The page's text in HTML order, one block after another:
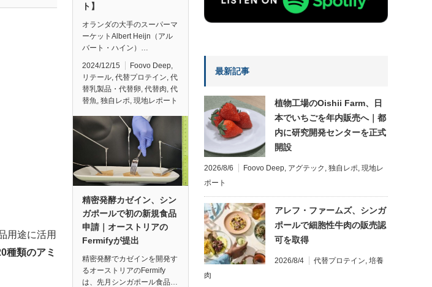
用途に活用
種類のアミ
ト】
オランダの大手のスーパーマ
ーケットAlbert Heijn（アル
バート・ハイン）…
2024/12/15 Foovo Deep,
リテール, 代替プロテイン, 代
替乳製品・代替卵, 代替肉, 代
替魚, 独自レポ, 現地レポート
精密発酵カゼイン、シン
ガポールで初の新規食品
申請｜オーストリアの
Fermifyが提出
精密発酵でカゼインを開発す
るオーストリアのFermify
は、先月シンガポール食品…
最新記事
植物工場のOishii Farm、日
本でいちごを年内販売へ｜都
内に研究開発センターを正式
開設
2026/8/6 Foovo Deep アグテック 独自レポ 現地レ
ポート
アレフ・ファームズ、シンガ
ポールで細胞性牛肉の販売認
可を取得
2026/8/4 代替プロテイン 培養
肉